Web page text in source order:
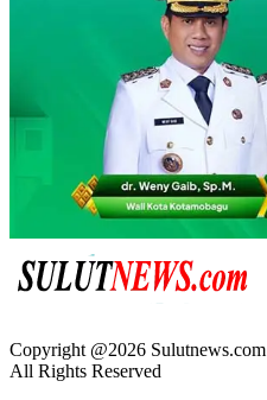
Copyright @2026 Sulutnews.com
All Rights Reserved